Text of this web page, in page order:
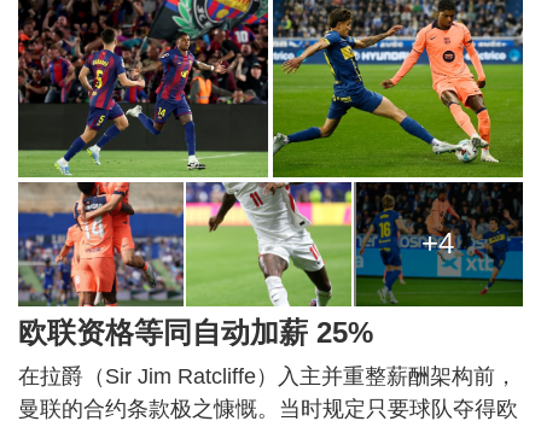
+4
欧联资格等同自动加薪 25%
在拉爵（Sir Jim Ratcliffe）入主并重整薪酬架构前，
曼联的合约条款极之慷慨。当时规定只要球队夺得欧